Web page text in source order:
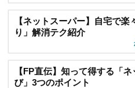
【ネットスーパー】自宅で
り」解消テク紹介
【FP直伝】知って得する「
び」3つのポイント